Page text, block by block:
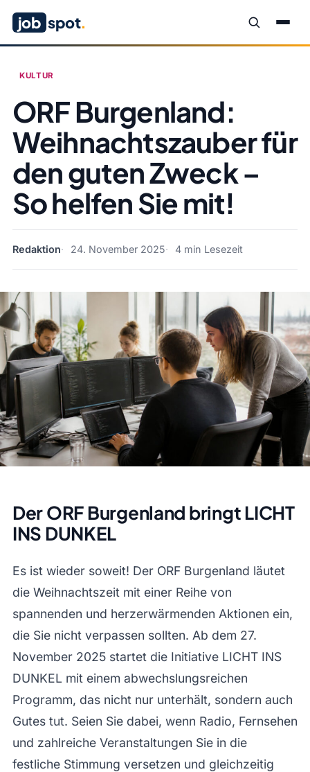
job spot.
KULTUR
ORF Burgenland:
Weihnachtszauber für
den guten Zweck –
So helfen Sie mit!
Redaktion 24. November 2025 4 min Lesezeit
Der ORF Burgenland bringt LICHT
INS DUNKEL
Es ist wieder soweit! Der ORF Burgenland läutet
die Weihnachtszeit mit einer Reihe von
spannenden und herzerwärmenden Aktionen ein,
die Sie nicht verpassen sollten. Ab dem 27.
November 2025 startet die Initiative LICHT INS
DUNKEL mit einem abwechslungsreichen
Programm, das nicht nur unterhält, sondern auch
Gutes tut. Seien Sie dabei, wenn Radio, Fernsehen
und zahlreiche Veranstaltungen Sie in die
festliche Stimmung versetzen und gleichzeitig